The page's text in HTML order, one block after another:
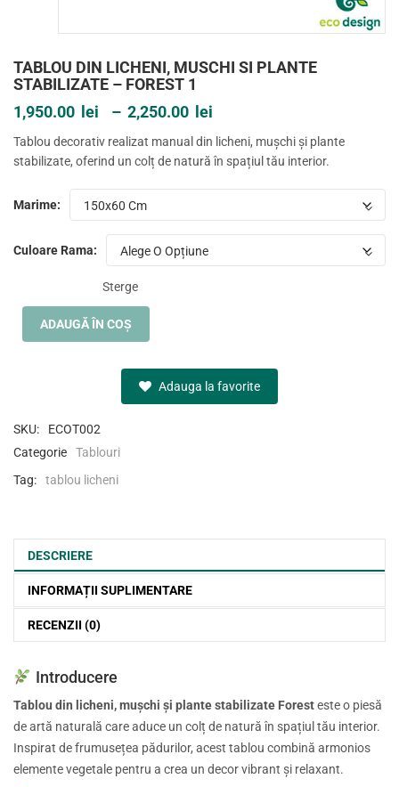
TABLOU DIN LICHENI, MUSCHI SI PLANTE
STABILIZATE – FOREST 1
1,950.00 lei – 2,250.00 lei
de
prețuri:
1,950.00lei
până
2,250.00lei
Tablou decorativ realizat manual din licheni, mușchi și plante
stabilizate, oferind un colț de natură în spațiul tău interior.
Marime:
Culoare Rama:
Sterge
ADAUGĂ ÎN COȘ
Adauga la favorite
SKU:
ECOT002
Categorie
Tablouri
Tag:
tablou licheni
DESCRIERE
INFORMAȚII SUPLIMENTARE
RECENZII (0)
Introducere
Tablou din licheni, mușchi și plante stabilizate Foresteste o piesă
de artă naturală care aduce un colț de natură în spațiul tău interior.
Inspirat de frumusețea pădurilor, acest tablou combină armonios
elemente vegetale pentru a crea un decor vibrant și relaxant.